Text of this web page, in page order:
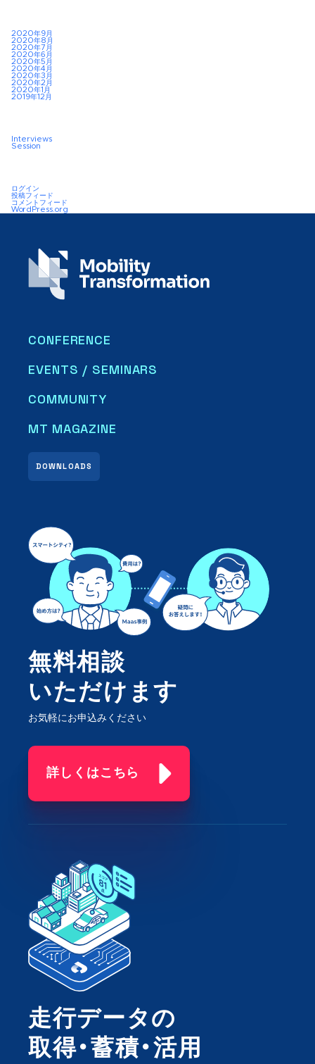
2020年9月
2020年8月
2020年7月
2020年6月
2020年5月
2020年4月
2020年3月
2020年2月
2020年1月
2019年12月
Interviews
Session
ログイン
投稿フィード
コメントフィード
WordPress.org
CONFERENCE
EVENTS / SEMINARS
COMMUNITY
DOWNLOADS
MT MAGAZINE
無料相談
いただけます
お気軽にお申込みください
詳しくはこちら
走行データの
取得・蓄積・活用